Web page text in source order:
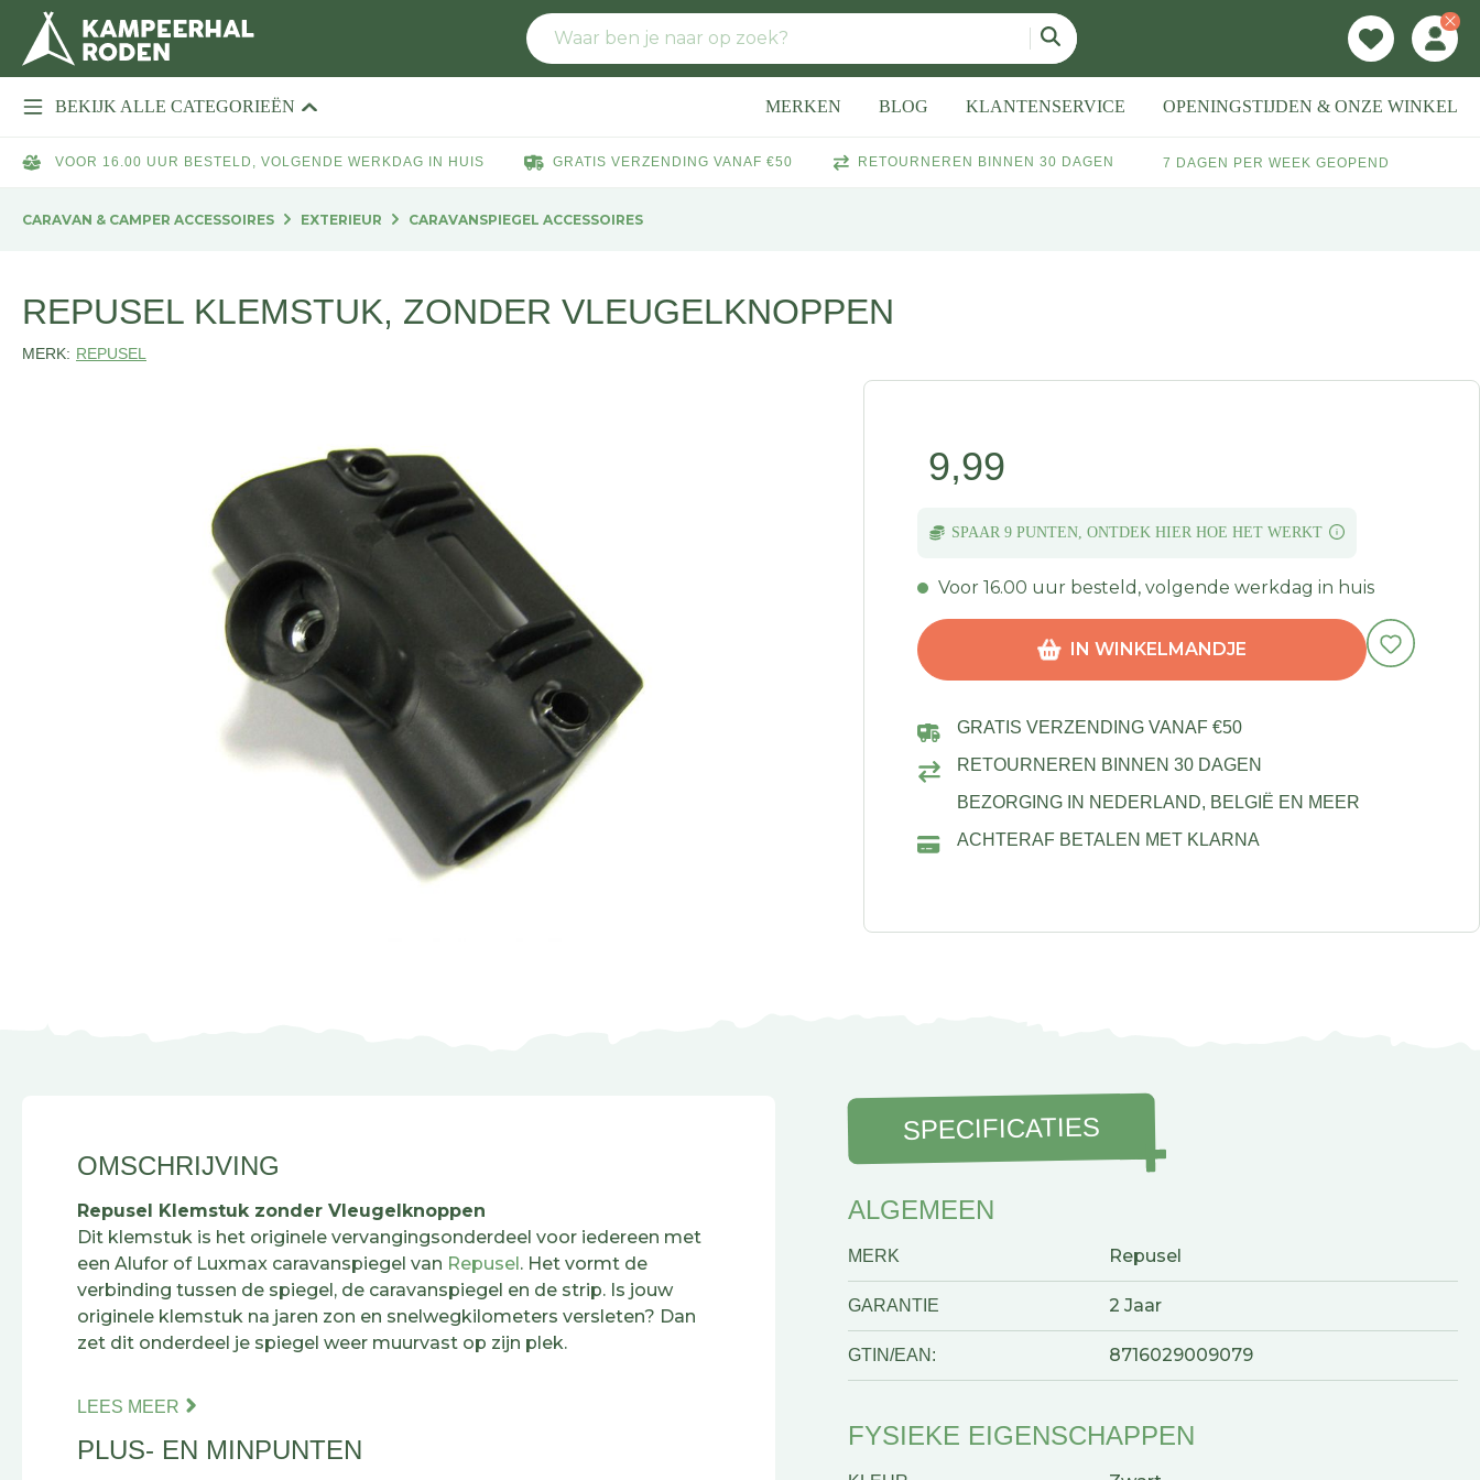
BEKIJK ALLE CATEGORIEËN MERKEN BLOG KLANTENSERVICE OPENINGSTIJDEN & ONZE WINKEL
VOOR 16.00 UUR BESTELD, VOLGENDE WERKDAG IN HUIS GRATIS VERZENDING VANAF €50 RETOURNEREN BINNEN 30 DAGEN 7 DAGEN PER WEEK GEOPEND
CARAVAN & CAMPER ACCESSOIRES EXTERIEUR CARAVANSPIEGEL ACCESSOIRES
REPUSEL KLEMSTUK, ZONDER VLEUGELKNOPPEN
MERK: REPUSEL
9,99
SPAAR 9 PUNTEN, ONTDEK HIER HOE HET WERKT
Voor 16.00 uur besteld, volgende werkdag in huis
IN WINKELMANDJE
GRATIS VERZENDING VANAF €50
RETOURNEREN BINNEN 30 DAGEN
BEZORGING IN NEDERLAND, BELGIË EN MEER
ACHTERAF BETALEN MET KLARNA
OMSCHRIJVING
Repusel Klemstuk zonder Vleugelknoppen
Dit klemstuk is het originele vervangingsonderdeel voor iedereen met
een Alufor of Luxmax caravanspiegel van Repusel . Het vormt de
verbinding tussen de spiegel, de caravanspiegel en de strip. Is jouw
originele klemstuk na jaren zon en snelwegkilometers versleten? Dan
zet dit onderdeel je spiegel weer muurvast op zijn plek.
Het grote voordeel zit in het materiaal. Waar rubber onder invloed van
keurig in vorm. Zo verleng je met een klein onderdeeltje de levensduur
LEES MEER
PLUS- EN MINPUNTEN
SPECIFICATIES
ALGEMEEN
MERK Repusel
GARANTIE 2 Jaar
GTIN/EAN: 8716029009079
FYSIEKE EIGENSCHAPPEN